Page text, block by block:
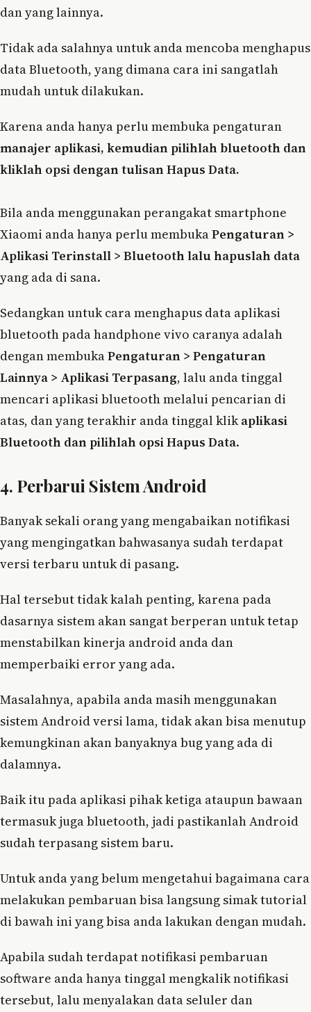
dan yang lainnya.
Tidak ada salahnya untuk anda mencoba menghapus
data Bluetooth, yang dimana cara ini sangatlah
mudah untuk dilakukan.
Karena anda hanya perlu membuka pengaturan
manajer aplikasi, kemudian pilihlah bluetooth dan
kliklah opsi dengan tulisan Hapus Data.
Bila anda menggunakan perangakat smartphone
Xiaomi anda hanya perlu membukaPengaturan >
Aplikasi Terinstall > Bluetooth lalu hapuslah data
yang ada di sana.
Sedangkan untuk cara menghapus data aplikasi
bluetooth pada handphone vivo caranya adalah
dengan membukaPengaturan > Pengaturan
Lainnya > Aplikasi Terpasang, lalu anda tinggal
mencari aplikasi bluetooth melalui pencarian di
atas, dan yang terakhir anda tinggal klikaplikasi
Bluetooth dan pilihlah opsi Hapus Data.
4. Perbarui Sistem Android
Banyak sekali orang yang mengabaikan notifikasi
yang mengingatkan bahwasanya sudah terdapat
versi terbaru untuk di pasang.
Hal tersebut tidak kalah penting, karena pada
dasarnya sistem akan sangat berperan untuk tetap
menstabilkan kinerja android anda dan
memperbaiki error yang ada.
Masalahnya, apabila anda masih menggunakan
sistem Android versi lama, tidak akan bisa menutup
kemungkinan akan banyaknya bug yang ada di
dalamnya.
Baik itu pada aplikasi pihak ketiga ataupun bawaan
termasuk juga bluetooth, jadi pastikanlah Android
sudah terpasang sistem baru.
Untuk anda yang belum mengetahui bagaimana cara
melakukan pembaruan bisa langsung simak tutorial
di bawah ini yang bisa anda lakukan dengan mudah.
Apabila sudah terdapat notifikasi pembaruan
software anda hanya tinggal mengkalik notifikasi
tersebut, lalu menyalakan data seluler dan